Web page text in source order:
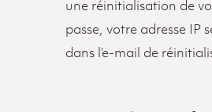
une réinitialisation de
passe, votre adresse IP
dans l’e-mail de